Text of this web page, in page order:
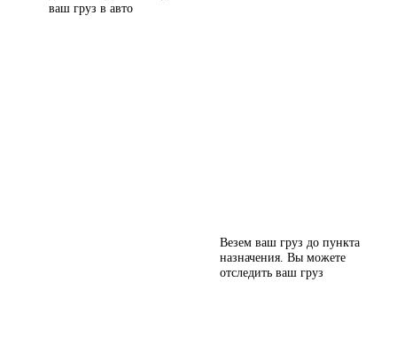
ваш груз в авто
Везем ваш груз до пункта
назначения. Вы можете
отследить ваш груз